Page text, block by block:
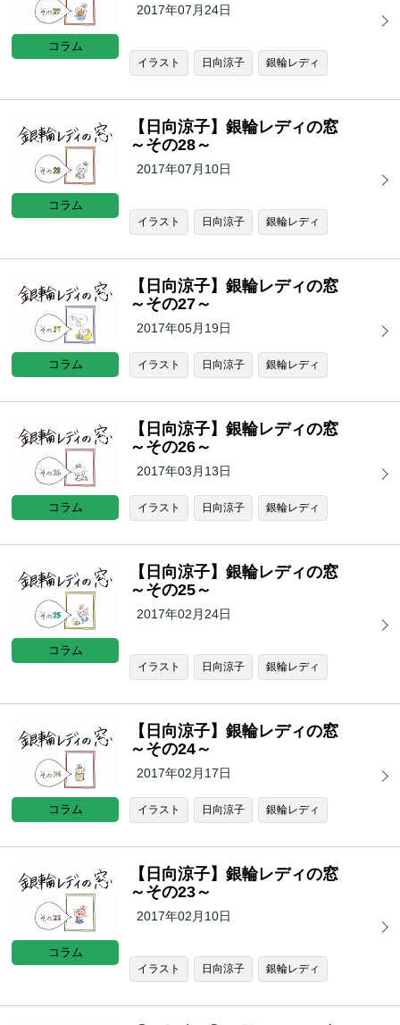
コラム
2017年07月24日
イラスト 日向涼子 銀輪レディ
コラム
【日向涼子】銀輪レディの窓
～その28～
2017年07月10日
イラスト 日向涼子 銀輪レディ
コラム
【日向涼子】銀輪レディの窓
～その27～
2017年05月19日
イラスト 日向涼子 銀輪レディ
コラム
【日向涼子】銀輪レディの窓
～その26～
2017年03月13日
イラスト 日向涼子 銀輪レディ
コラム
【日向涼子】銀輪レディの窓
～その25～
2017年02月24日
イラスト 日向涼子 銀輪レディ
コラム
【日向涼子】銀輪レディの窓
～その24～
2017年02月17日
イラスト 日向涼子 銀輪レディ
コラム
【日向涼子】銀輪レディの窓
～その23～
2017年02月10日
イラスト 日向涼子 銀輪レディ